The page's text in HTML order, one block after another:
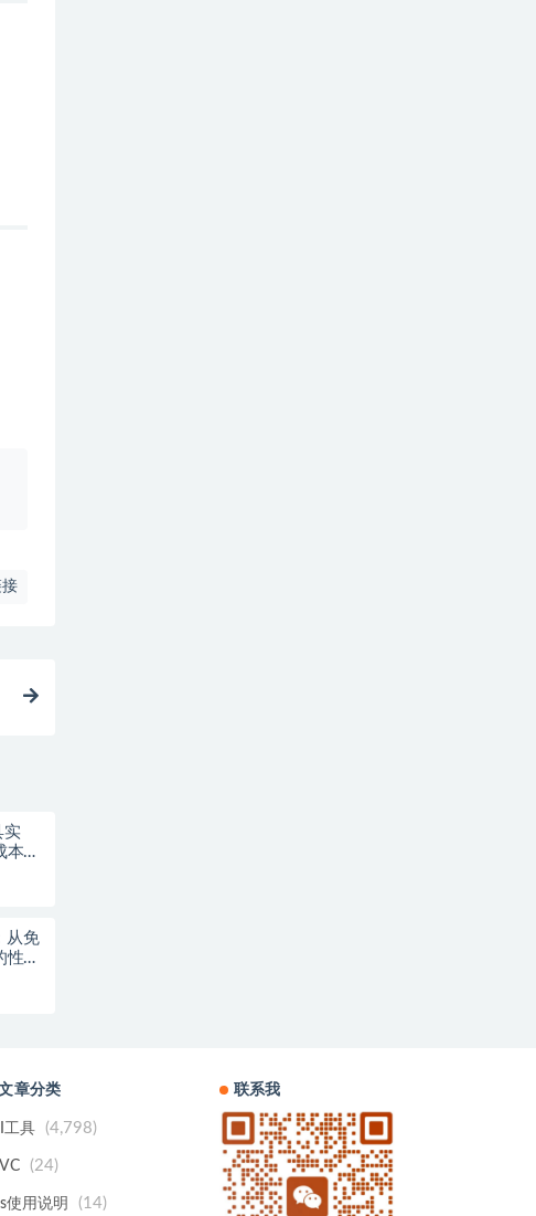
实
本直
从免
性价
章分类
工具 (4,798)
(24)
使用说明 (14)
联系我